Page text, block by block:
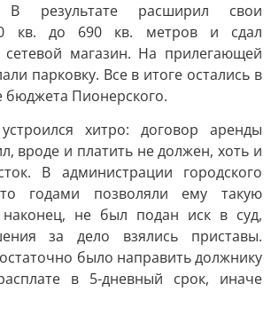
В результате расширил свои
кв. до 690 кв. метров и сдал
магазин. На прилегающей
парковку. Все в итоге остались в
бюджета Пионерского.
хитро: договор аренды
вроде и платить не должен, хоть и
В администрации городского
то годами позволяли ему такую
не был подан иск в суд,
за дело взялись приставы.
было направить должнику
в 5-дневный срок, иначе